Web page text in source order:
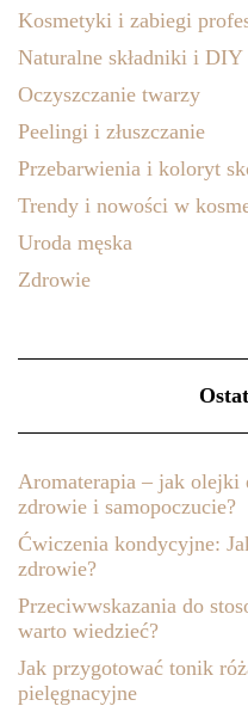
Kosmetyki i zabiegi
Naturalne składniki i DIY
Oczyszczanie twarzy
Peelingi i złuszczanie
Przebarwienia i koloryt
Trendy i nowości w
Uroda męska
Zdrowie
Aromaterapia – jak olejki
zdrowie i samopoczucie?
Ćwiczenia kondycyjne:
zdrowie?
Przeciwwskazania do
warto wiedzieć?
Jak przygotować tonik
pielęgnacyjne